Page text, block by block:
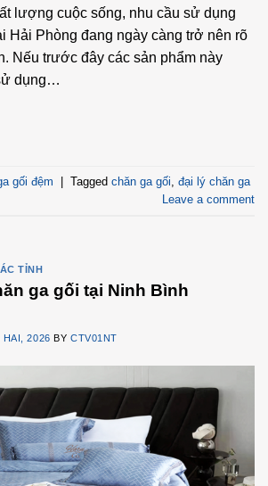
lượng cuộc sống, nhu cầu sử dụng
Hải Phòng đang ngày càng trở nên rõ
Nếu trước đây các sản phẩm này
dụng…
gối đệm | Tagged chăn ga gối đại lý chăn ga
Leave a comment
TỈNH
ga gối tại Ninh Bình
HAI, 2026 BY CTV01NT